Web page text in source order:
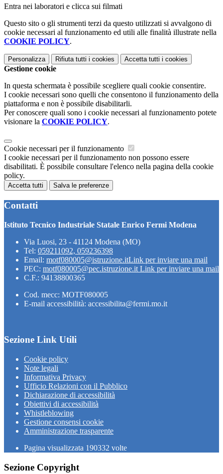
Entra nei laboratori e clicca sui filmati
Questo sito o gli strumenti terzi da questo utilizzati si avvalgono di
cookie necessari al funzionamento ed utili alle finalità illustrate nella
COOKIE POLICY.
Personalizza Rifiuta tutti i cookies Accetta tutti i cookies
Gestione cookie
In questa schermata è possibile scegliere quali cookie consentire.
I cookie necessari sono quelli che consentono il funzionamento della
piattaforma e non è possibile disabilitarli.
Per conoscere quali sono i cookie necessari al funzionamento potete
visionare la COOKIE POLICY.
Cookie necessari per il funzionamento
I cookie necessari per il funzionamento non possono essere
disabilitati. È possibile consultare l'elenco nella pagina della cookie
policy.
Accetta tutti Salva le preferenze
Contatti
Istituto Tecnico Industriale Statale Enrico Fermi Modena
Via Luosi, 23 - 41124 Modena (MO)
Tel: 059211092, 059236398
Email: motf080005@istruzione.itLink per inviare una mail
PEC: motf080005@pec.istruzione.it Link per inviare una mail
C.F.: 94138800365
Cod. mecc: MOTF080005
E-mail accessibilità: accessibilita@fermi.mo.it
Sezione Link Utili
Cookie policy
Note legali
Informativa Privacy
Ufficio Relazioni con il Pubblico
Dichiarazione di accessibilità
Obiettivi di accessibilità
Whistleblowing
Gestione consensi cookie
Amministrazione trasparente
Pagina visualizzata 190332 volte
Sezione Copyright